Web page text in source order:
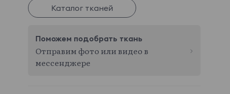
Каталог тканей
Поможем подобрать ткань
Отправим фото или видео в
мессенджере